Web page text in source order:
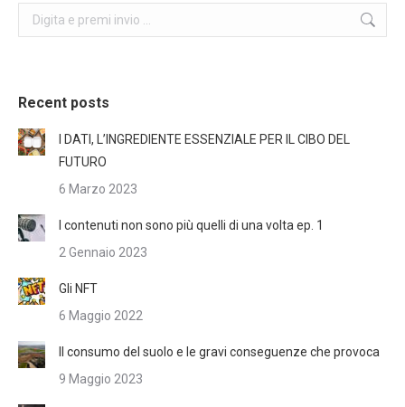
Search:
Recent posts
I DATI, L’INGREDIENTE ESSENZIALE PER IL CIBO DEL
FUTURO
6 Marzo 2023
I contenuti non sono più quelli di una volta ep. 1
2 Gennaio 2023
Gli NFT
6 Maggio 2022
Il consumo del suolo e le gravi conseguenze che provoca
9 Maggio 2023